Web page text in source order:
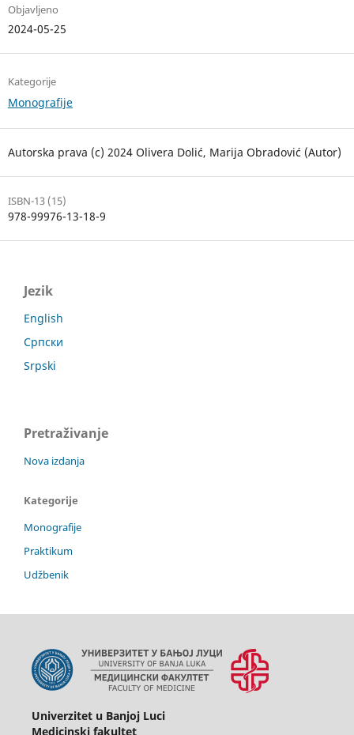
Objavljeno
2024-05-25
Kategorije
Monografije
Autorska prava (c) 2024 Olivera Dolić, Marija Obradović (Autor)
ISBN-13 (15)
978-99976-13-18-9
Jezik
English
Српски
Srpski
Pretraživanje
Nova izdanja
Kategorije
Monografije
Praktikum
Udžbenik
Univerzitet u Banjoj Luci
Medicinski fakultet